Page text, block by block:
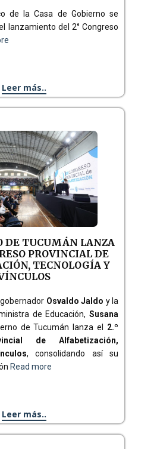
de la Casa de Gobierno se
lanzamiento del 2° Congreso
Leer más..
DE TUCUMÁN LANZA
PROVINCIAL DE
TECNOLOGÍA Y
Osvaldo Jaldo y la
de Educación, Susana
de Tucumán lanza el 2.º
de Alfabetización,
, consolidando así su
Read more
Leer más..